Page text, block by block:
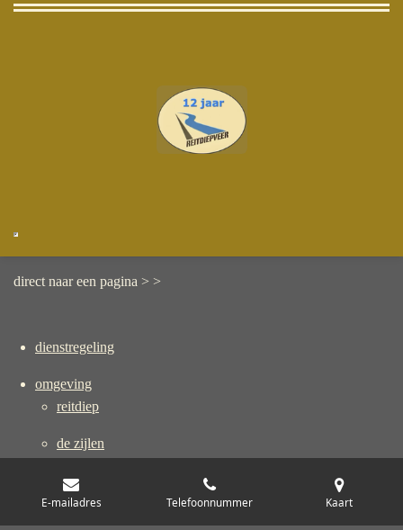
direct naar een pagina > >
dienstregeling
omgeving
reitdiep
de zijlen
wandel(routes)
E-mailadres Telefoonnummer Kaart